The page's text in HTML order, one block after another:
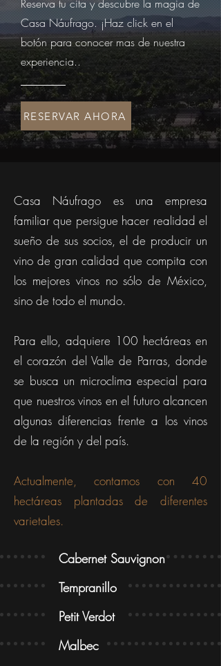
Reserva tu cita y descubre la magia de
Casa Náufrago. ¡Haz click en el
botón para conocer mas de nuestra
experiencia..
RESERVAR AHORA
Casa Náufrago es una empresa
familiar que persigue hacer realidad el
sueño de sus socios, el de producir un
vino de gran calidad que compita con
los mejores vinos no sólo de México,
sino de todo el mundo.
Para ello, adquiere 100 hectáreas en
el corazón del Valle de Parras, donde
se busca un microclima especial para
que nuestros vinos en el futuro alcancen
algunas diferencias frente a los vinos
de la región y del país.
Actualmente, contamos con 40
hectáreas plantadas de diferentes
varietales.
Cabernet Sauvignon
Tempranillo
Petit Verdot
Malbec